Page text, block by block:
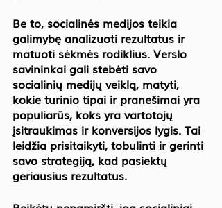
Be to, socialinės medijos teikia
galimybę analizuoti rezultatus ir
matuoti sėkmės rodiklius. Verslo
savininkai gali stebėti savo
socialinių medijų veiklą, matyti,
kokie turinio tipai ir pranešimai yra
populiarūs, koks yra vartotojų
įsitraukimas ir konversijos lygis. Tai
leidžia prisitaikyti, tobulinti ir gerinti
savo strategiją, kad pasiektų
geriausius rezultatus.